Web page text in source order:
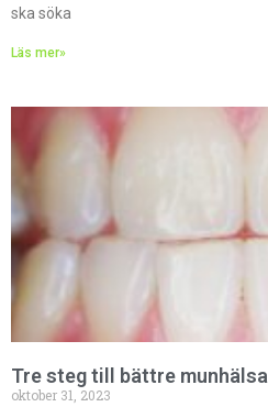
ska söka
Läs mer»
Tre steg till bättre munhälsa
oktober 31, 2023